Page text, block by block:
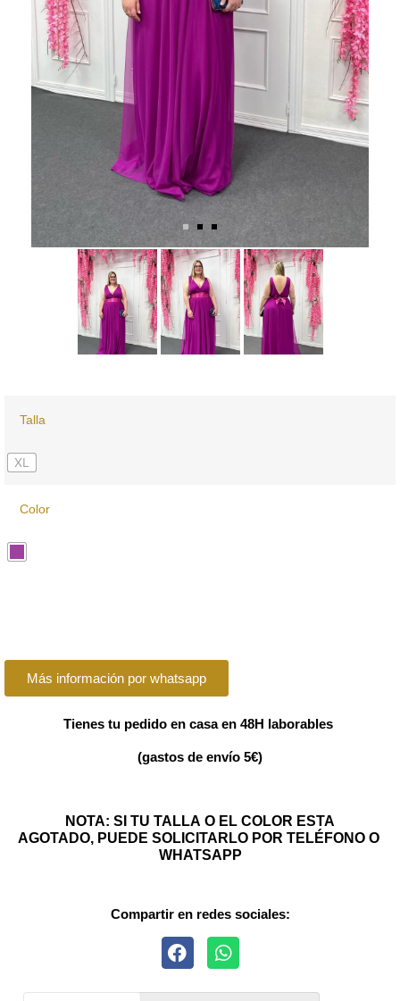
Talla
XL
Color
Más información por whatsapp
Tienes tu pedido en casa en 48H laborables
(gastos de envío 5€)
NOTA: SI TU TALLA O EL COLOR ESTA
AGOTADO, PUEDE SOLICITARLO POR TELÉFONO O
WHATSAPP
Compartir en redes sociales: